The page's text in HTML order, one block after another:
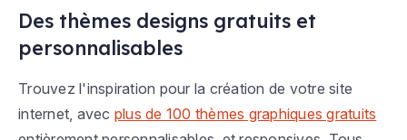
Des thèmes designs gratuits et
personnalisables
Trouvez l'inspiration pour la création de votre site
internet, avec plus de 100 thèmes graphiques gratuits